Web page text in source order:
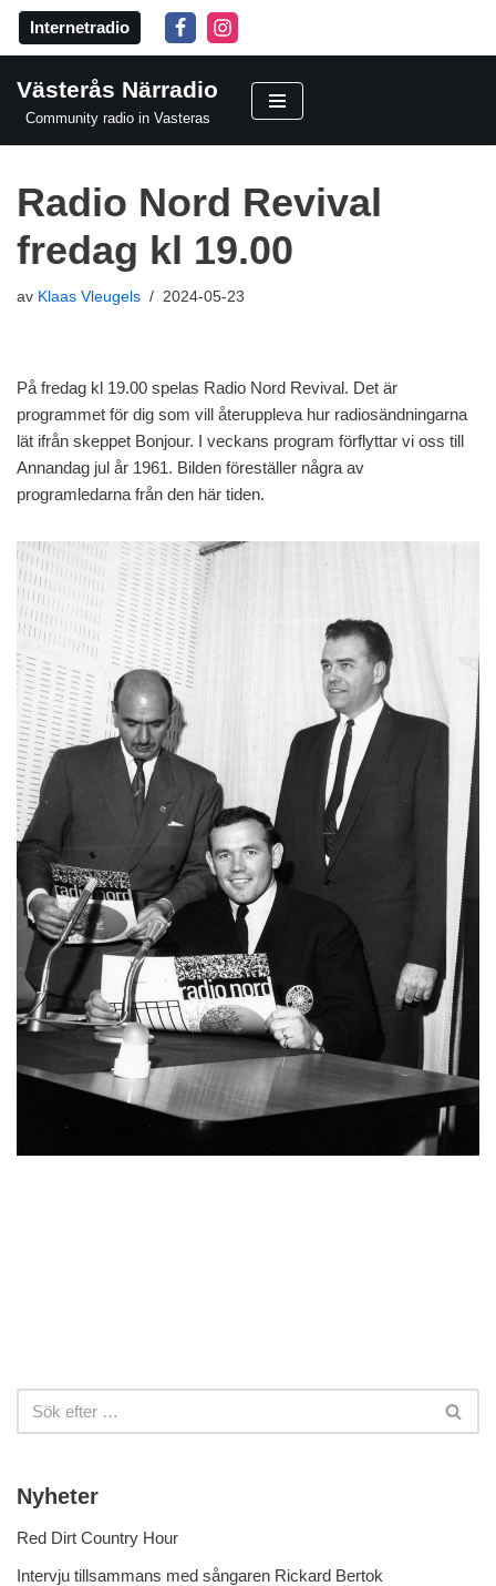
Hoppa
till
innehåll
Internetradio
Västerås Närradio
Community radio in Vasteras
Radio Nord Revival
fredag kl 19.00
av Klaas Vleugels 2024-05-23
På fredag kl 19.00 spelas Radio Nord Revival. Det är
programmet för dig som vill återuppleva hur radiosändningarna
lät ifrån skeppet Bonjour. I veckans program förflyttar vi oss till
Annandag jul år 1961. Bilden föreställer några av
programledarna från den här tiden.
Nyheter
Red Dirt Country Hour
Intervju tillsammans med sångaren Rickard Bertok